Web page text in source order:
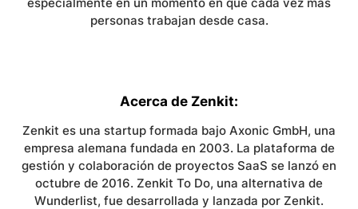
personas trabajan desde casa.
Acerca de Zenkit:
Zenkit es una startup formada bajo Axonic GmbH, una
empresa alemana fundada en 2003. La plataforma de
gestión y colaboración de proyectos SaaS se lanzó en
octubre de 2016. Zenkit To Do, una alternativa de
Wunderlist, fue desarrollada y lanzada por Zenkit.